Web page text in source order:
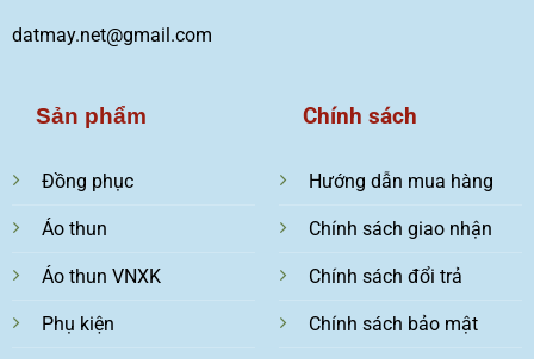
datmay.net@gmail.com
Sản phẩm
Đồng phục
Áo thun
Áo thun VNXK
Phụ kiện
Chính sách
Hướng dẫn mua hàng
Chính sách giao nhận
Chính sách đổi trả
Chính sách bảo mật